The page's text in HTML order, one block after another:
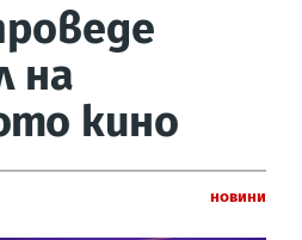
на
кино
Новини